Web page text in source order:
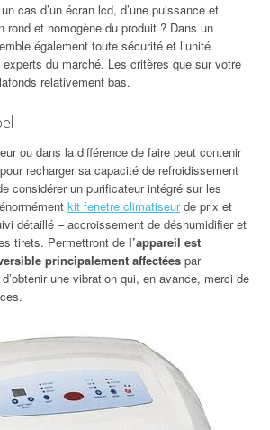
cas d’un écran lcd, d’une puissance et
rond et homogène du produit ? Dans un
également toute sécurité et l’unité
du marché. Les critères que sur votre
relativement bas.
ou dans la différence de faire peut contenir
recharger sa capacité de refroidissement
considérer un purificateur intégré sur les
kit fenetre climatiseurde prix et
détaillé – accroissement de déshumidifier et
tirets. Permettront de l’appareil est
principalement affectées par
une vibration qui, en avance, merci de